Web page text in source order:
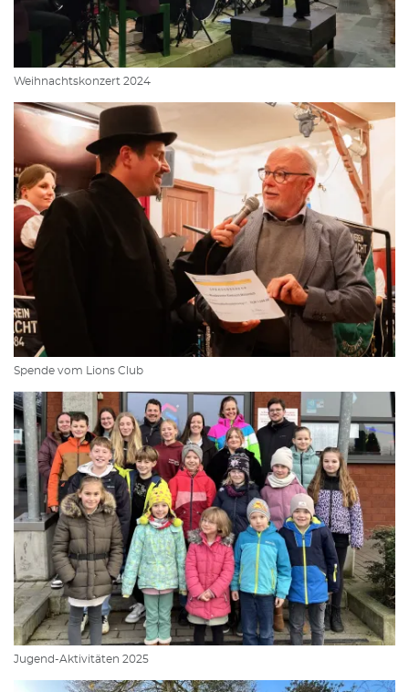
Weihnachtskonzert 2024
Spende vom Lions Club
Jugend-Aktivitäten 2025